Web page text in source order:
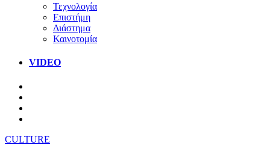
Τεχνολογία
Επιστήμη
Διάστημα
Καινοτομία
VIDEO
CULTURE